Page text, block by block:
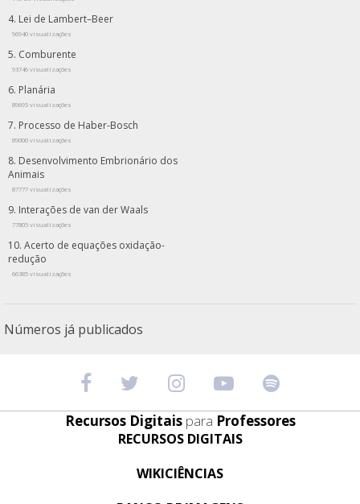
Lei de Lambert–Beer
96940 visualizações
Comburente
93746 visualizações
Planária
89695 visualizações
Processo de Haber-Bosch
89000 visualizações
Desenvolvimento Embrionário dos
Animais
87777 visualizações
Interações de van der Waals
77805 visualizações
Acerto de equações oxidação-
redução
66385 visualizações
Números já publicados
Recursos Digitais para Professores
RECURSOS DIGITAIS
WIKICIÊNCIAS